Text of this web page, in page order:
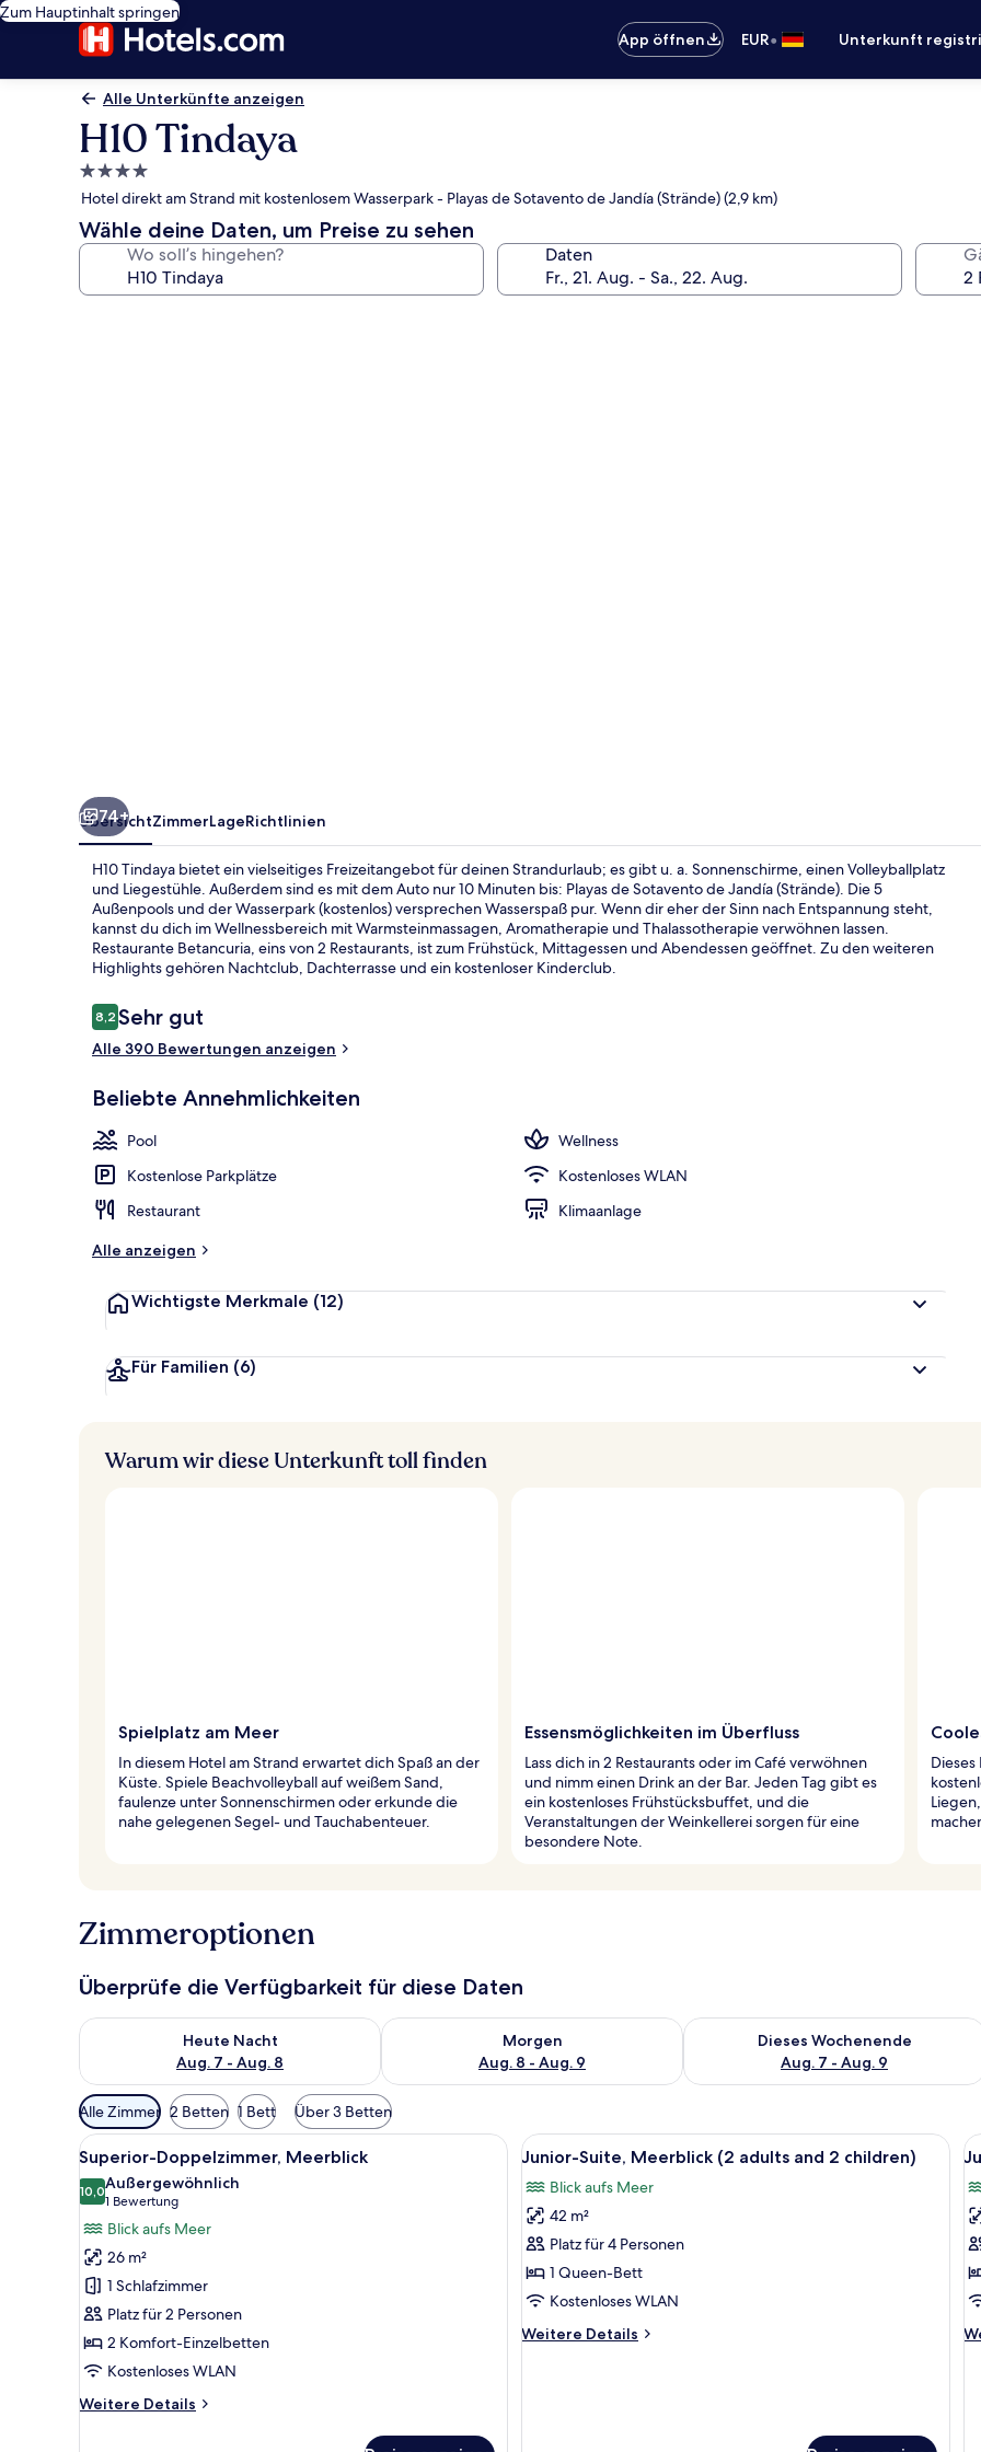
Zum Hauptinhalt springen
App öffnen
EUR• Unterkunft
Alle Unterkünfte anzeigen
H10 Tindaya
4.0-
Sterne-
Unterkunft
Hotel direkt am Strand mit kostenlosem Wasserpark - Playas de Sotavento de Jandía (Strände) (2,9 km)
Wähle deine Daten, um Preise zu sehen
Wo soll’s hingehen? Daten
74+
ÜbersichtZimmerLageRichtlinien
H10 Tindaya bietet ein vielseitiges Freizeitangebot für deinen Strandurlaub; es gibt u. a. Sonnenschirme, einen Volleyballplatz
und Liegestühle. Außerdem sind es mit dem Auto nur 10 Minuten bis: Playas de Sotavento de Jandía (Strände). Die 5
Außenpools und der Wasserpark (kostenlos) versprechen Wasserspaß pur. Wenn dir eher der Sinn nach Entspannung steht,
kannst du dich im Wellnessbereich mit Warmsteinmassagen, Aromatherapie und Thalassotherapie verwöhnen lassen.
Restaurante Betancuria, eins von 2 Restaurants, ist zum Frühstück, Mittagessen und Abendessen geöffnet. Zu den weiteren
Highlights gehören Nachtclub, Dachterrasse und ein kostenloser Kinderclub.
Bewertungen
8,28,2 von 10.
Sehr gut
Alle 390 Bewertungen anzeigen
Beliebte Annehmlichkeiten
Pool
Wellness
Kostenlose Parkplätze
Kostenloses WLAN
Restaurant
Klimaanlage
Alle anzeigen
Wichtigste Merkmale (12)
Für Familien (6)
Warum wir diese Unterkunft toll finden
Spielplatz am Meer
In diesem Hotel am Strand erwartet dich Spaß an der
Küste. Spiele Beachvolleyball auf weißem Sand,
faulenze unter Sonnenschirmen oder erkunde die
nahe gelegenen Segel- und Tauchabenteuer.
Essensmöglichkeiten im Überfluss
Lass dich in 2 Restaurants oder im Café verwöhnen
und nimm einen Drink an der Bar. Jeden Tag gibt es
ein kostenloses Frühstücksbuffet, und die
Veranstaltungen der Weinkellerei sorgen für eine
besondere Note.
Zimmeroptionen
Überprüfe die Verfügbarkeit für diese Daten
Heute Nacht
Aug. 7 - Aug. 8
Überprüfe die Verfügbarkeit für heute Nacht, Aug. 7 - Aug. 8.
Morgen
Aug. 8 - Aug. 9
Überprüfe die Verfügbarkeit für morgen, Aug. 8 - Aug. 9.
Dieses Wochenende
Aug. 7 - Aug. 9
Überprüfe die Verfügbarkeit für
Verfügbare
Filter
für
Zimmer
Alle Zimmer 2 Betten 1 Bett Über 3 Betten
Alle
Fotos
für
Superior-
Doppelzimmer,
Meerblick
anzeigen
Ein Hotelzimmer mit Bett, einer Couch, einem Tisch und einem Balkon mit Blick.
4
Superior-Doppelzimmer, Meerblick
10,010,0 von 10
Außergewöhnlich
1 Bewertung
(1
Bewertung)
Blick aufs Meer
26 m²
1 Schlafzimmer
Platz für 2 Personen
2 Komfort-Einzelbetten
Kostenloses WLAN
Weitere Details
Weitere
Alle
Fotos
für
Junior-
Suite,
Meerblick
(2
and
Ein Hotelzimmer mit einem großen
4
Junior-Suite, Meerblick (2 adults and 2 children)
Blick aufs Meer
42 m²
Platz für 4 Personen
1 Queen-Bett
Kostenloses WLAN
Weitere Details
Weitere
(3